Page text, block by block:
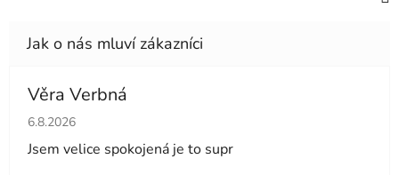
Věra Verbná
Hodnocení obchodu je 5 z 5 hvězdiček.
6.8.2026
Jsem velice spokojená je to supr